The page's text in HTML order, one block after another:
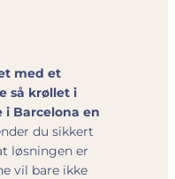
med et
så krøllet i
i Barcelona en
du sikkert
løsningen er
vil bare ikke